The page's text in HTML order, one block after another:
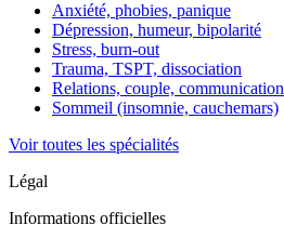
Anxiété, phobies, panique
Dépression, humeur, bipolarité
Stress, burn-out
Trauma, TSPT, dissociation
Relations, couple, communication
Sommeil (insomnie, cauchemars)
Voir toutes les spécialités
Légal
Informations officielles